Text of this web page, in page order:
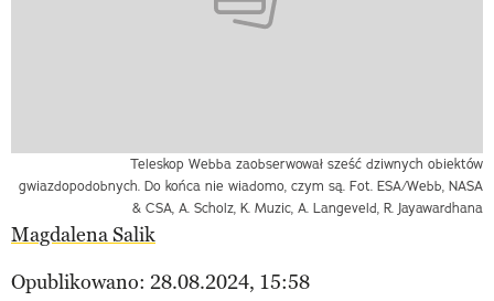
Teleskop Webba zaobserwował sześć dziwnych obiektów
gwiazdopodobnych. Do końca nie wiadomo, czym są. Fot. ESA/Webb, NASA
& CSA, A. Scholz, K. Muzic, A. Langeveld, R. Jayawardhana
Magdalena Salik
Opublikowano: 28.08.2024, 15:58